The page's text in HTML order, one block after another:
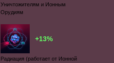
Уничтожителям и Ионным
Орудиям
+13%
Радиация (работает от Ионной